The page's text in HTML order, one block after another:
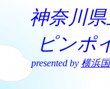
神奈川
ピンポ
presented by 横浜